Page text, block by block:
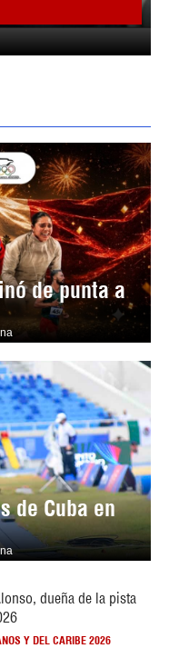
de punta a
de Cuba en
dueña de la pista
Y DEL CARIBE 2026